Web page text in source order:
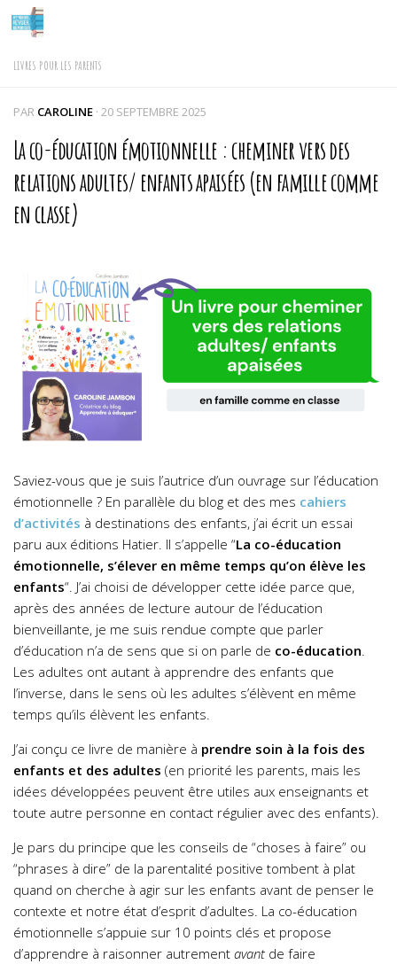
Skip to content
LIVRES POUR LES PARENTS
PAR CAROLINE · 20 SEPTEMBRE 2025
La co-éducation émotionnelle : cheminer vers des
relations adultes/ enfants apaisées (en famille comme
en classe)
Saviez-vous que je suis l’autrice d’un ouvrage sur l’éducation
émotionnelle ? En parallèle du blog et des mes cahiers
d’activités à destinations des enfants, j’ai écrit un essai
paru aux éditions Hatier. Il s’appelle “La co-éducation
émotionnelle, s’élever en même temps qu’on élève les
enfants“. J’ai choisi de développer cette idée parce que,
après des années de lecture autour de l’éducation
bienveillante, je me suis rendue compte que parler
d’éducation n’a de sens que si on parle de co-éducation.
Les adultes ont autant à apprendre des enfants que
l’inverse, dans le sens où les adultes s’élèvent en même
temps qu’ils élèvent les enfants.
J’ai conçu ce livre de manière à prendre soin à la fois des
enfants et des adultes (en priorité les parents, mais les
idées développées peuvent être utiles aux enseignants et
toute autre personne en contact régulier avec des enfants).
Je pars du principe que les conseils de “choses à faire” ou
“phrases à dire” de la parentalité positive tombent à plat
quand on cherche à agir sur les enfants avant de penser le
contexte et notre état d’esprit d’adultes. La co-éducation
émotionnelle s’appuie sur 10 points clés et propose
d’apprendre à raisonner autrement avant de faire